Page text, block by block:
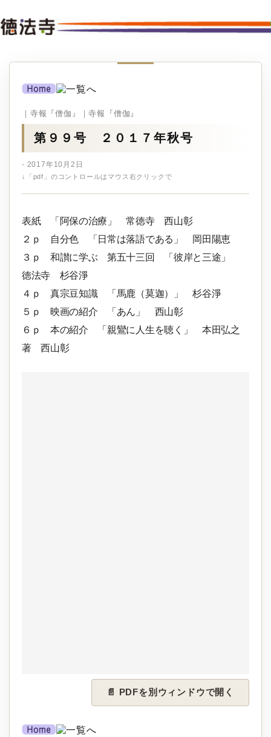
｜寺報『僧伽』｜寺報『僧伽』
第９９号 ２０１７年秋号
- 2017年10月2日
↓「pdf」のコントロールはマウス右クリックで
表紙 「阿保の治療」 常徳寺 西山彰
２ｐ 自分色 「日常は落語である」 岡田陽恵
３ｐ 和讃に学ぶ 第五十三回 「彼岸と三途」
徳法寺 杉谷淨
４ｐ 真宗豆知識 「馬鹿（莫迦）」 杉谷淨
５ｐ 映画の紹介 「あん」 西山彰
６ｐ 本の紹介 「親鸞に人生を聴く」 本田弘之
著 西山彰
📄 PDFを別ウィンドウで開く